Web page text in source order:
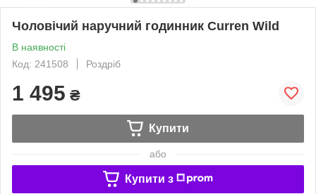
Чоловічий наручний годинник Curren Wild
В наявності
Код: 241508
Роздріб
1 495 ₴
Купити
або
Купити з